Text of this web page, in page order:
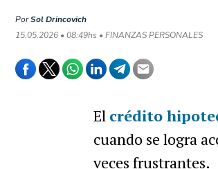
PorSol Drincovich
15.05.2026 • 08:49hs • FINANZAS PERSONALES
El crédito
cuando se logra
veces frustrantes.